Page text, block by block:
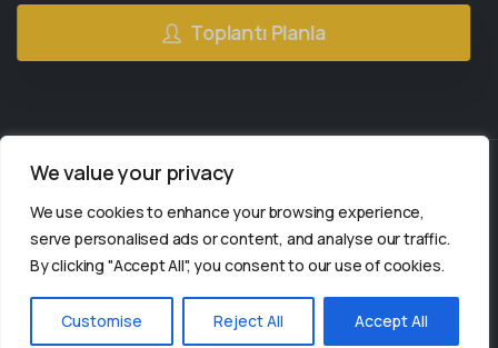
We value your privacy
We use cookies to enhance your browsing experience,
serve personalised ads or content, and analyse our traffic.
By clicking "Accept All", you consent to our use of cookies.
Customise Reject All Accept All
Toplantı Planla
2gether Social© Tüm hakları saklıdır.
kuruluşudur.
Bize Yazın!